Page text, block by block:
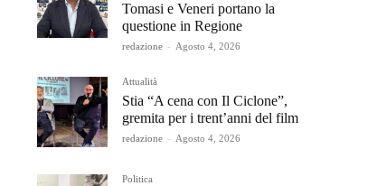
Tomasi e Veneri portano la
questione in Regione
redazione - Agosto 4, 2026
Attualità
Stia “A cena con Il Ciclone”,
gremita per i trent’anni del film
redazione - Agosto 4, 2026
Politica